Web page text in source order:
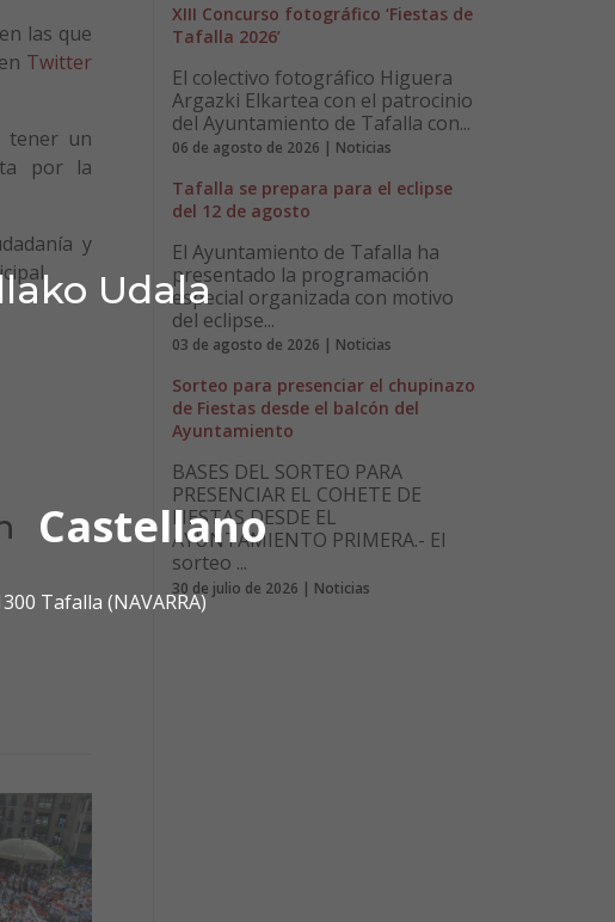
Udala
Castellano
Tafalla (NAVARRA)
en las que
Twitter
tener un
por la
y
XIII Concurso fotográfico ‘Fiestas de
Tafalla 2026’
El colectivo fotográfico Higuera
Argazki Elkartea con el patrocinio
del Ayuntamiento de Tafalla con...
06 de agosto de 2026 | Noticias
Tafalla se prepara para el eclipse
del 12 de agosto
El Ayuntamiento de Tafalla ha
presentado la programación
especial organizada con motivo
del eclipse...
03 de agosto de 2026 | Noticias
Sorteo para presenciar el chupinazo
de Fiestas desde el balcón del
Ayuntamiento
BASES DEL SORTEO PARA
PRESENCIAR EL COHETE DE
FIESTAS DESDE EL
AYUNTAMIENTO PRIMERA.- El
sorteo ...
30 de julio de 2026 | Noticias